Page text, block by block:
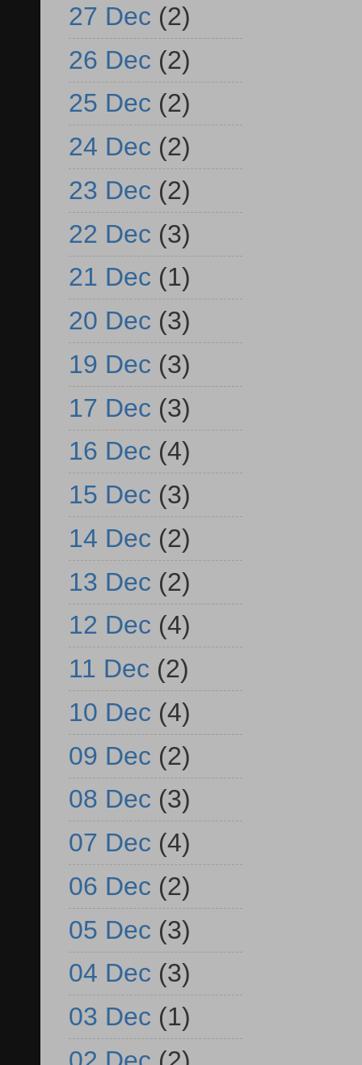
27 Dec (2)
26 Dec (2)
25 Dec (2)
24 Dec (2)
23 Dec (2)
22 Dec (3)
21 Dec (1)
20 Dec (3)
19 Dec (3)
17 Dec (3)
16 Dec (4)
15 Dec (3)
14 Dec (2)
13 Dec (2)
12 Dec (4)
11 Dec (2)
10 Dec (4)
09 Dec (2)
08 Dec (3)
07 Dec (4)
06 Dec (2)
05 Dec (3)
04 Dec (3)
03 Dec (1)